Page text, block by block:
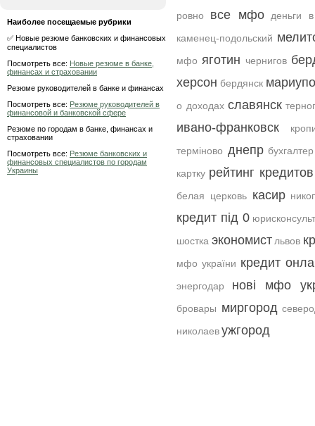
Наиболее посещаемые рубрики
✅ Новые резюме банковских и финансовых
специалистов
Посмотреть все: Новые резюме в банке,
финансах и страховании
Резюме руководителей в банке и финансах
Посмотреть все: Резюме руководителей в
финансовой и банковской сфере
Резюме по городам в банке, финансах и
страховании
Посмотреть все: Резюме банковских и
финансовых специалистов по городам
Украины
ровно все мфо
деньги
каменец-подольский
мфо яготин чернигов
херсон бердянск
о доходах славянск
ивано-франковск
терміново днепр бухгалтер
картку рейтинг кредитов
белая церковь касир
кредит під 0 юрисконсульт
шостка экономист львов
мфо україни кредит
энергодар нові мфо
бровары миргород
николаевужгород